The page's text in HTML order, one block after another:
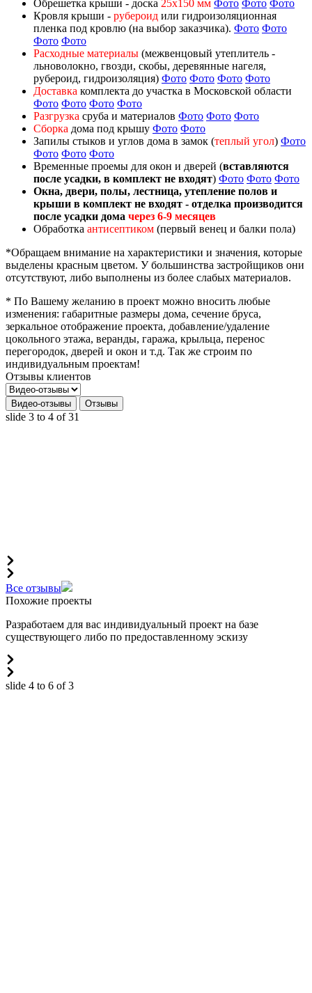
Обрешетка крыши - доска 25х150 мм Фото Фото Фото
Кровля крыши - рубероид или гидроизоляционная
пленка под кровлю (на выбор заказчика). Фото Фото
Фото Фото
Расходные материалы (межвенцовый утеплитель -
льноволокно, гвозди, скобы, деревянные нагеля,
рубероид, гидроизоляция) Фото Фото Фото Фото
Доставка комплекта до участка в Московской области
Фото Фото Фото Фото
Разгрузка сруба и материалов Фото Фото Фото
Сборка дома под крышу Фото Фото
Запилы стыков и углов дома в замок (теплый угол) Фото
Фото Фото Фото
Временные проемы для окон и дверей (вставляются
после усадки, в комплект не входят) Фото Фото Фото
Окна, двери, полы, лестница, утепление полов и
крыши в комплект не входят - отделка производится
после усадки дома через 6-9 месяцев
Обработка антисептиком (первый венец и балки пола)
*Обращаем внимание на характеристики и значения, которые
выделены красным цветом. У большинства застройщиков они
отсутствуют, либо выполнены из более слабых материалов.
* По Вашему желанию в проект можно вносить любые
изменения: габаритные размеры дома, сечение бруса,
зеркальное отображение проекта, добавление/удаление
цокольного этажа, веранды, гаража, крыльца, перенос
перегородок, дверей и окон и т.д. Так же строим по
индивидуальным проектам!
Отзывы клиентов
Видео-отзывы Отзывы
slide 3 to 4 of 31
Все отзывы
Похожие проекты
Разработаем для вас индивидуальный проект на базе
существующего либо по предоставленному эскизу
slide 4 to 6 of 3